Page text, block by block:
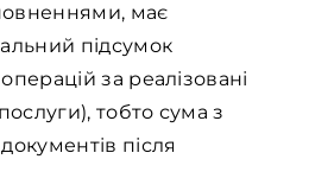
має
підсумок
за реалізовані
тобто сума з
після